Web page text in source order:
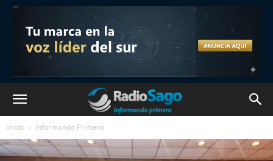
Inicio Informando Primero